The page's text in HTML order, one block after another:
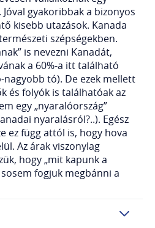
Jóval gyakoribbak a bizonyos
kisebb utazások. Kanada
szépségekben.
is nevezni Kanadát,
a 60%-a itt található
tó). De ezek mellett
és folyók is találhatóak az
egy „nyaralóország”
nyaralásról?..). Egész
ez függ attól is, hogy hova
Az árak viszonylag
hogy „mit kapunk a
fogjuk megbánni a